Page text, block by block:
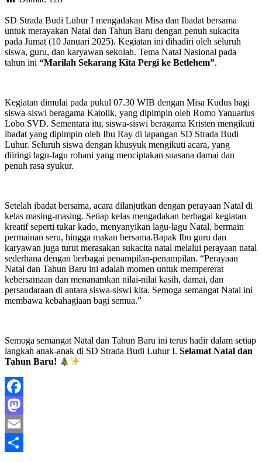
SD Strada Budi Luhur I mengadakan Misa dan Ibadat bersama
untuk merayakan Natal dan Tahun Baru dengan penuh sukacita
pada Jumat (10 Januari 2025). Kegiatan ini dihadiri oleh seluruh
siswa, guru, dan karyawan sekolah. Tema Natal Nasional pada
tahun ini “Marilah Sekarang Kita Pergi ke Betlehem”.
Kegiatan dimulai pada pukul 07.30 WIB dengan Misa Kudus bagi
siswa-siswi beragama Katolik, yang dipimpin oleh Romo Yanuarius
Lobo SVD. Sementara itu, siswa-siswi beragama Kristen mengikuti
ibadat yang dipimpin oleh Ibu Ray di lapangan SD Strada Budi
Luhur. Seluruh siswa dengan khusyuk mengikuti acara, yang
diiringi lagu-lagu rohani yang menciptakan suasana damai dan
penuh rasa syukur.
Setelah ibadat bersama, acara dilanjutkan dengan perayaan Natal di
kelas masing-masing. Setiap kelas mengadakan berbagai kegiatan
kreatif seperti tukar kado, menyanyikan lagu-lagu Natal, bermain
permainan seru, hingga makan bersama.Bapak Ibu guru dan
karyawan juga turut merasakan sukacita natal melalui perayaan natal
sederhana dengan berbagai penampilan-penampilan. “Perayaan
Natal dan Tahun Baru ini adalah momen untuk mempererat
kebersamaan dan menanamkan nilai-nilai kasih, damai, dan
persaudaraan di antara siswa-siswi kita. Semoga semangat Natal ini
membawa kebahagiaan bagi semua.”
Semoga semangat Natal dan Tahun Baru ini terus hadir dalam setiap
langkah anak-anak di SD Strada Budi Luhur I. Selamat Natal dan
Tahun Baru!
Facebook
Mastodon
Email